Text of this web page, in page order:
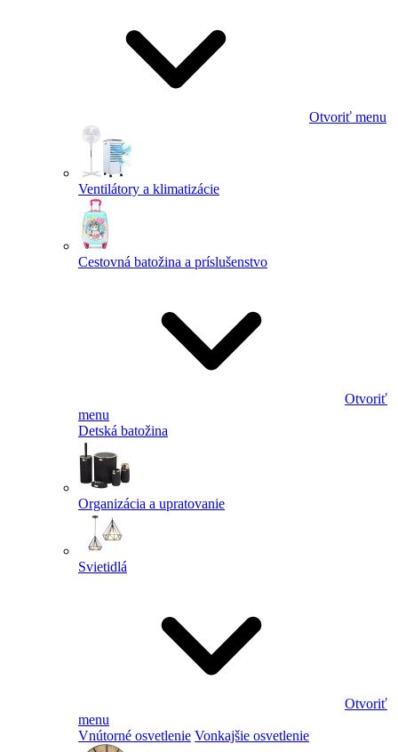
Otvoriť menu
Ventilátory a klimatizácie
Cestovná batožina a príslušenstvo
Otvoriť
menu
Detská batožina
Organizácia a upratovanie
Svietidlá
Otvoriť
menu
Vnútorné osvetlenie Vonkajšie osvetlenie